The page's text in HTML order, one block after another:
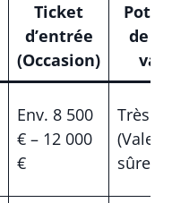
Ticket
d’entrée
(Occasion)
de
Env. 8 500
€ – 12 000
€
Très
(Valeur
sûre)